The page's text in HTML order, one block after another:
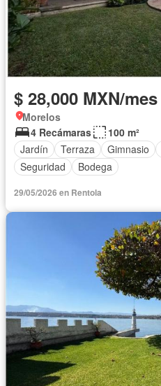
$ 28,000 MXN/mes
Morelos
4 Recámaras
100 m²
Jardín
Terraza Gimnasio
Seguridad
Bodega
29/05/2026 en Rentola